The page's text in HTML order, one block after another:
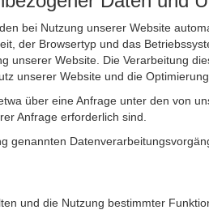
bei Nutzung unserer Website
der Browsertyp und das
unserer Website. Die Verarbeitung
unserer Website und die
über eine Anfrage unter den von
Anfrage erforderlich sind.
genannten
und die Nutzung bestimmter